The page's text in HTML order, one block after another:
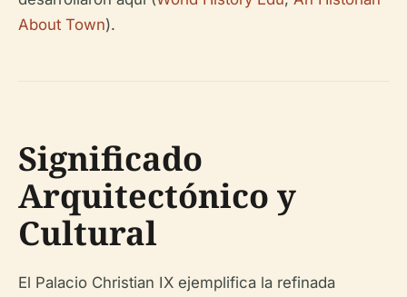
About Town).
Significado
Arquitectónico y
Cultural
El Palacio Christian IX ejemplifica la refinada